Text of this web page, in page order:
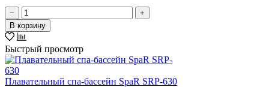
−
+
В корзину
Быстрый просмотр
Плавательный спа-бассейн SpaR SRP-630